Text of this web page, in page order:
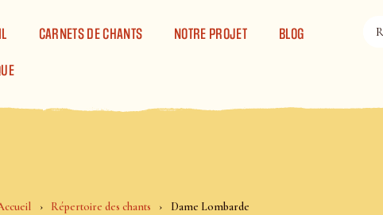
CARNETS DE CHANTS NOTRE PROJET BLOG
Répertoire des chants Dame Lombarde